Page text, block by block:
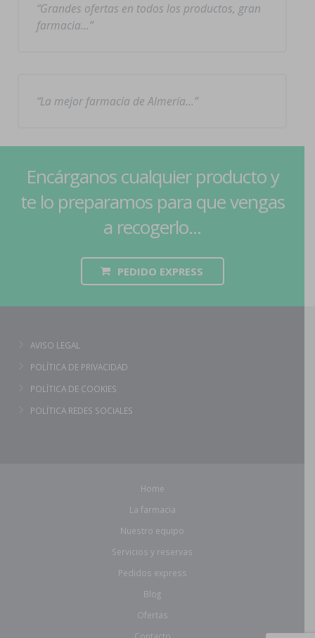
Grandes ofertas en todos los productos, gran
farmacia…
La mejor farmacia de Almería…
Encárganos cualquier producto y
te lo preparamos para que vengas
a recogerlo...
PEDIDO EXPRESS
AVISO LEGAL
POLÍTICA DE PRIVACIDAD
POLÍTICA DE COOKIES
POLÍTICA REDES SOCIALES
Home
La farmacia
Nuestro equipo
Servicios y reservas
Pedidos express
Blog
Ofertas